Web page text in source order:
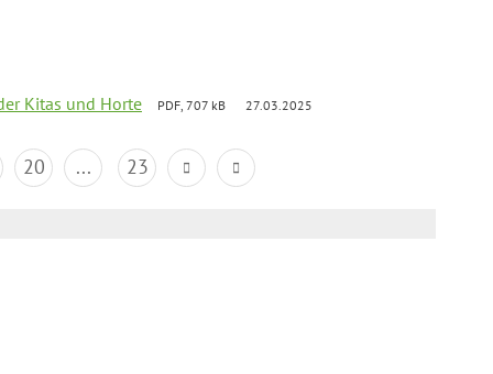
Kitas und Horte PDF, 707 kB 27.03.2025
20 ... 23